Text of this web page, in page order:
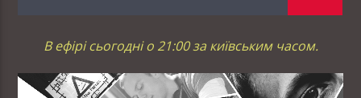
В ефірі сьогодні о 21:00 за київським часом.